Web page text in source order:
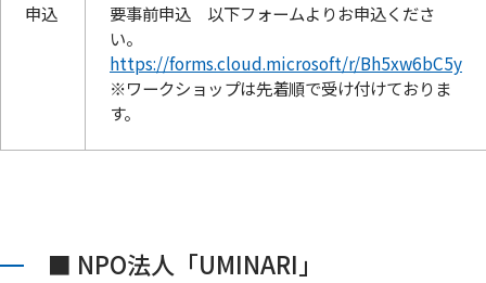
申込
要事前申込 以下フォームよりお申込くださ
い。
https://forms.cloud.microsoft/r/Bh5xw6bC5y
※ワークショップは先着順で受け付けておりま
す。
■ NPO法人「UMINARI」